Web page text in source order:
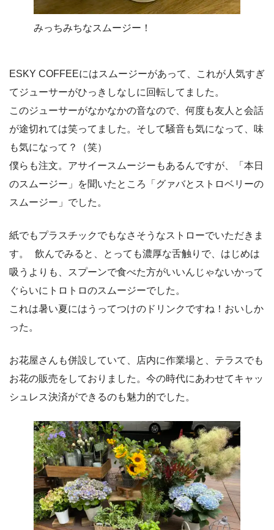
みっちみちなスムージー！
ESKY COFFEEにはスムージーがあって、これが人気すぎ
てジューサーがひっきしなしに回転してました。
このジューサーがなかなかの音なので、何度も友人と会話
が途切れては笑ってました。そして騒音も気になって、味
も気になって？（笑）
僕らも注文。アサイースムージーもあるんですが、「本日
のスムージー」を聞いたところ「グァバとストロベリーの
スムージー」でした。
紙でもプラスチックでもなさそうなストローでいただきま
す。 飲んでみると、とっても濃厚な舌触りで、はじめは
吸うよりも、スプーンで食べた方がいいんじゃないかって
ぐらいにトロトロのスムージーでした。
これは暑い夏にはうってつけのドリンクですね！おいしか
った。
お花屋さんも併設していて、店内に作業場と、テラスでも
お花の販売をしておりました。今の時代にあわせてキャッ
シュレス決済ができるのも魅力的でした。